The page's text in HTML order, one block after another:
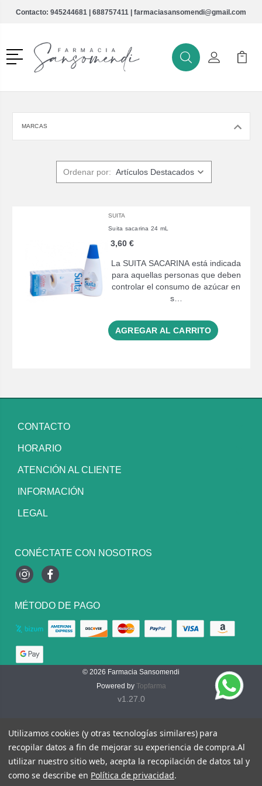
Contacto: 945244681 | 688757411 | farmaciasansomendi@gmail.com
Menú
BuscarMi Cuenta
Mi
MARCAS
Ordenar por:
SUITA
Suita sacarina 24 mL
3,60 €
La SUITA SACARINA está indicada
para aquellas personas que deben
controlar el consumo de azúcar en
s…
AGREGAR AL CARRITO
CONTACTO
HORARIO
ATENCIÓN AL CLIENTE
INFORMACIÓN
LEGAL
CONÉCTATE CON NOSOTROS
InstagramFacebook
MÉTODO DE PAGO
© 2026 Farmacia Sansomendi
Powered by Topfarma
v1.27.0
Utilizamos cookies (y otras tecnologías similares) para
recopilar datos a fin de mejorar su experiencia de compra.Al
utilizar nuestro sitio web, acepta la recopilación de datos tal y
como se describe en Política de privacidad.